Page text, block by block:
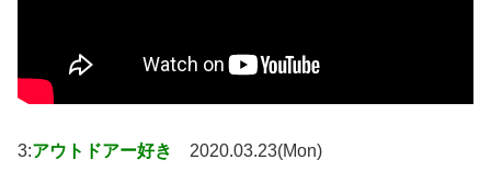
3:アウトドアー好き 2020.03.23(Mon)